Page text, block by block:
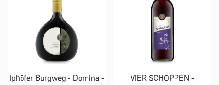
Iphöfer Burgweg - Domina -
VIER SCHOPPEN -